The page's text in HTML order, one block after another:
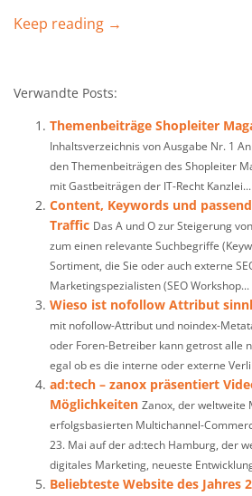
Keep reading →
Verwandte Posts:
Themenbeiträge Shopleiter
Inhaltsverzeichnis von Ausgabe Nr. 1
den Themenbeiträgen des Shopleiter
mit Gastbeiträgen der IT-Recht Kanzlei...
Content, Keywords und
Traffic Das A und O zur Steigerung
zum einen relevante Suchbegriffe
Sortiment, die Sie oder auch externe
Marketingspezialisten (SEO Workshop...
Wieso ist nofollow Attribut
mit nofollow-Attribut und noindex-
oder Foren-Betreiber kann getrost alle
egal ob es die interne oder externe
ad:tech – zanox präsentiert
Möglichkeiten Zanox, der weltweite
erfolgsbasierten Multichannel-
23. Mai auf der ad:tech Hamburg, der
digitales Marketing, neueste
Beliebteste Website des Jahres